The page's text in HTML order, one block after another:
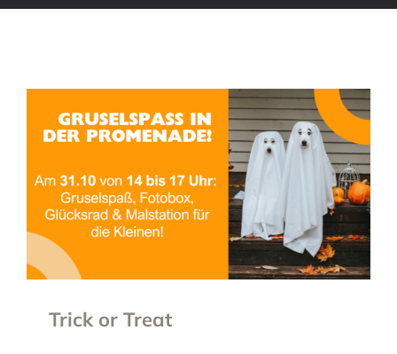
Trick or Treat
Trick or Treat